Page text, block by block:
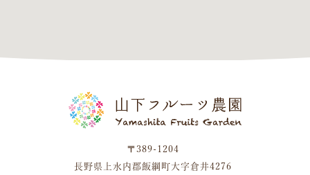
〒389-1204
長野県上水内郡飯綱町大字倉井4276